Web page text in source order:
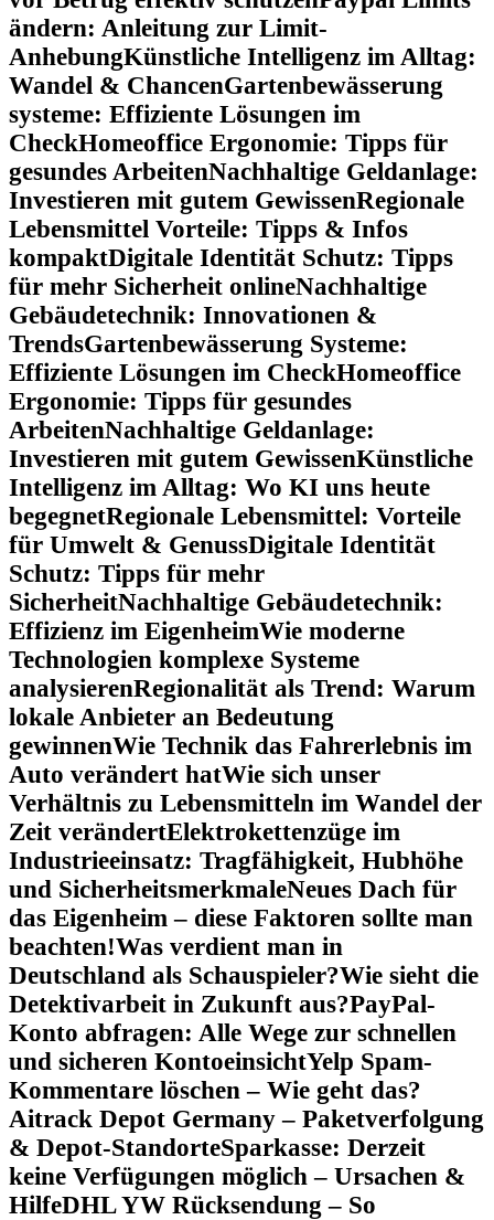
ändern: Anleitung zur Limit-
AnhebungKünstliche Intelligenz im Alltag:
Wandel & ChancenGartenbewässerung
systeme: Effiziente Lösungen im
CheckHomeoffice Ergonomie: Tipps für
gesundes ArbeitenNachhaltige Geldanlage:
Investieren mit gutem GewissenRegionale
Lebensmittel Vorteile: Tipps & Infos
kompaktDigitale Identität Schutz: Tipps
für mehr Sicherheit onlineNachhaltige
Gebäudetechnik: Innovationen &
TrendsGartenbewässerung Systeme:
Effiziente Lösungen im CheckHomeoffice
Ergonomie: Tipps für gesundes
ArbeitenNachhaltige Geldanlage:
Investieren mit gutem GewissenKünstliche
Intelligenz im Alltag: Wo KI uns heute
begegnetRegionale Lebensmittel: Vorteile
für Umwelt & GenussDigitale Identität
Schutz: Tipps für mehr
SicherheitNachhaltige Gebäudetechnik:
Effizienz im EigenheimWie moderne
Technologien komplexe Systeme
analysierenRegionalität als Trend: Warum
lokale Anbieter an Bedeutung
gewinnenWie Technik das Fahrerlebnis im
Auto verändert hatWie sich unser
Verhältnis zu Lebensmitteln im Wandel der
Zeit verändertElektrokettenzüge im
Industrieeinsatz: Tragfähigkeit, Hubhöhe
und SicherheitsmerkmaleNeues Dach für
das Eigenheim – diese Faktoren sollte man
beachten!Was verdient man in
Deutschland als Schauspieler?Wie sieht die
Detektivarbeit in Zukunft aus?PayPal-
Konto abfragen: Alle Wege zur schnellen
und sicheren KontoeinsichtYelp Spam-
Kommentare löschen – Wie geht das?
Aitrack Depot Germany – Paketverfolgung
& Depot-StandorteSparkasse: Derzeit
keine Verfügungen möglich – Ursachen &
HilfeDHL YW Rücksendung – So